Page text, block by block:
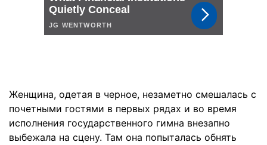
Женщина, одетая в черное, незаметно смешалась с
почетными гостями в первых рядах и во время
исполнения государственного гимна внезапно
выбежала на сцену. Там она попыталась обнять